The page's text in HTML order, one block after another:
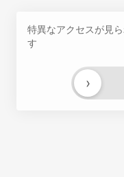
特異なアクセスが見
す
›